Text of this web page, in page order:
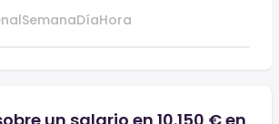
SemanaDíaHora